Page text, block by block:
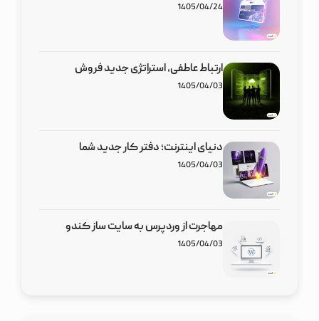
1405/04/24
ارتباط عاطفی، استراتژی جدید فروش
1405/04/03
دنیای اینترنت؛ دفتر کار جدید شما
1405/04/03
مهاجرت از وردپرس به سایت ساز کندو
1405/04/03